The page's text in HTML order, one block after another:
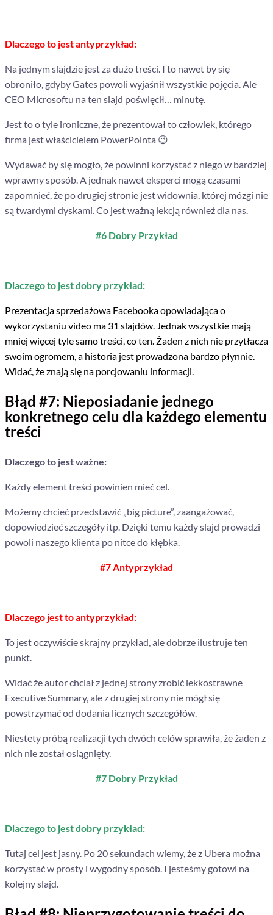
Dlaczego to jest antyprzykład:
Na jednym slajdzie jest za dużo treści. I to nawet by się
obroniło, gdyby Gates powoli wyjaśnił wszystkie pojęcia. Ale
CEO Microsoftu na ten slajd poświęcił… minutę.
Jest to o tyle ironiczne, że prezentował to człowiek, którego
firma jest właścicielem PowerPointa 😉
Wydawać by się mogło, że powinni korzystać z niego w bardziej
wprawny sposób.A jednak nawet eksperci mogą czasami
zapomnieć, że po drugiej stronie jest widownia, której mózgi nie
są twardymi dyskami. Co jest ważną lekcją również dla nas.
#6 Dobry Przykład
Dlaczego to jest dobry przykład:
Prezentacja sprzedażowa Facebooka opowiadająca o
wykorzystaniu video ma 31 slajdów. Jednak wszystkie mają
mniej więcej tyle samo treści, co ten. Żaden z nich nie przytłacza
swoim ogromem, a historia jest prowadzona bardzo płynnie.
Widać, że znają się na porcjowaniu informacji.
Błąd #7: Nieposiadanie jednego
konkretnego celu dla każdego elementu
treści
Dlaczego to jest ważne:
Każdy element treści powinien mieć cel.
Możemy chcieć przedstawić „big picture”, zaangażować,
dopowiedzieć szczegóły itp. Dzięki temu każdy slajd prowadzi
powoli naszego klienta po nitce do kłębka.
#7 Antyprzykład
Dlaczego jest to antyprzykład:
To jest oczywiście skrajny przykład, ale dobrze ilustruje ten
punkt.
Widać że autor chciał z jednej strony zrobić lekkostrawne
Executive Summary, ale z drugiej strony nie mógł się
powstrzymać od dodania licznych szczegółów.
Niestety próbą realizacji tych dwóch celów sprawiła, że żaden z
nich nie został osiągnięty.
#7 Dobry Przykład
Dlaczego to jest dobry przykład:
Tutaj cel jest jasny. Po 20 sekundach wiemy, że z Ubera można
korzystać w prosty i wygodny sposób. I jesteśmy gotowi na
kolejny slajd.